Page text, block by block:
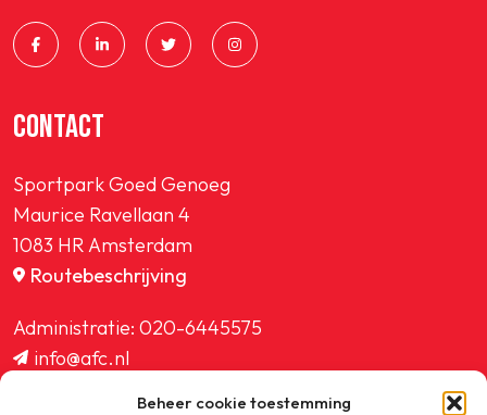
Beheer cookie toestemming
CONTACT
Sportpark Goed Genoeg
Maurice Ravellaan 4
1083 HR Amsterdam
Routebeschrijving
Administratie: 020-6445575
info@afc.nl